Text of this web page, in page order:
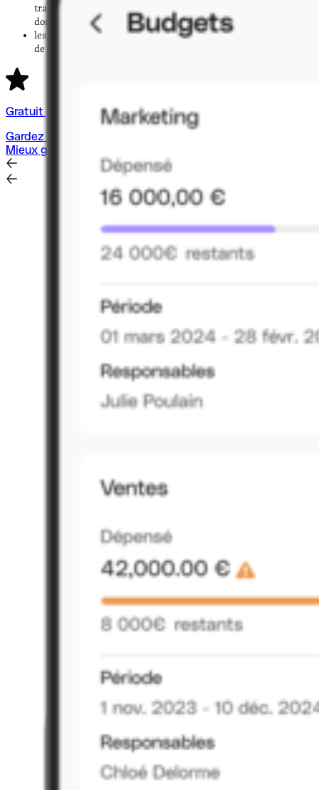
transport, frais de location de voiture, carburant, trajet
domicile-travail) ;
les
frais liés au déplacementen lui-même (panier repas
de restaurant, stationnement, hébergement, frais divers).
Gratuit pendant 30 jours
Gardez le contrôle sur vos dépenses d'équipe
Mieux gérer mes dépenses